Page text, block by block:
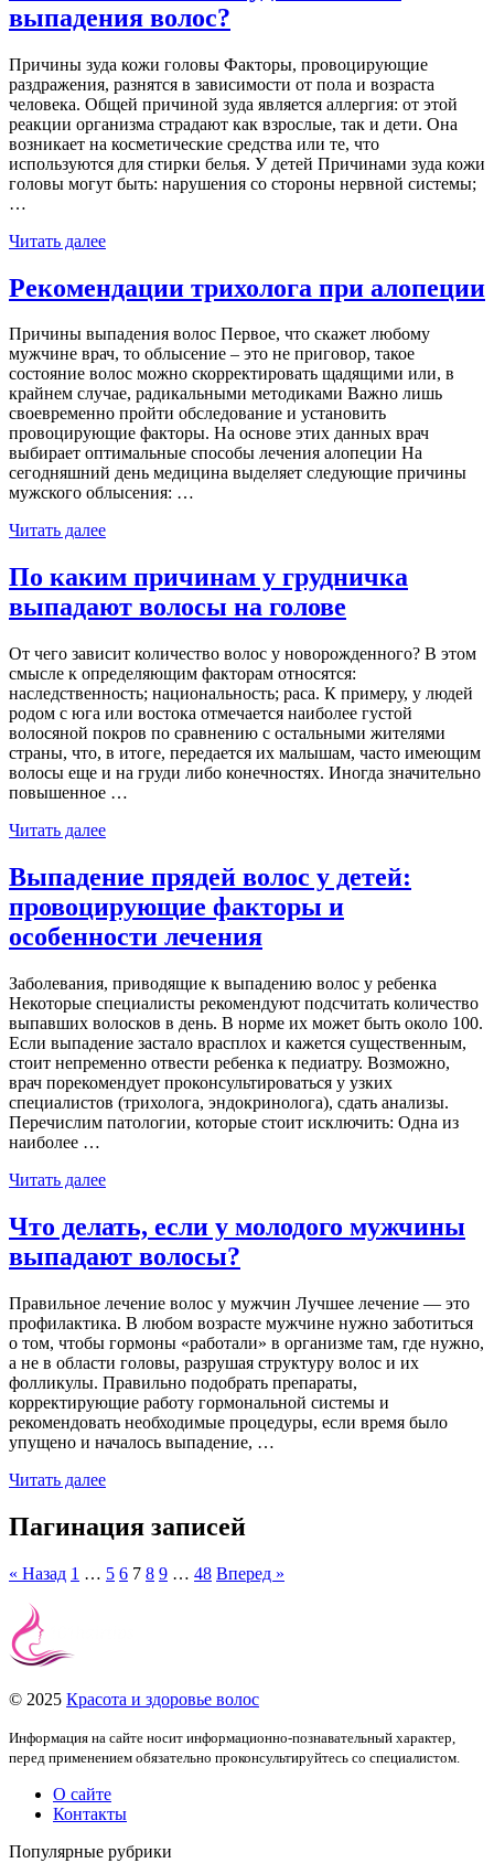
выпадения волос?
Причины зуда кожи головы Факторы, провоцирующие
раздражения, разнятся в зависимости от пола и возраста
человека. Общей причиной зуда является аллергия: от этой
реакции организма страдают как взрослые, так и дети. Она
возникает на косметические средства или те, что
используются для стирки белья. У детей Причинами зуда кожи
головы могут быть: нарушения со стороны нервной системы;
…
Читать далее
Рекомендации трихолога при алопеции
Причины выпадения волос Первое, что скажет любому
мужчине врач, то облысение – это не приговор, такое
состояние волос можно скорректировать щадящими или, в
крайнем случае, радикальными методиками Важно лишь
своевременно пройти обследование и установить
провоцирующие факторы. На основе этих данных врач
выбирает оптимальные способы лечения алопеции На
сегодняшний день медицина выделяет следующие причины
мужского облысения: …
Читать далее
По каким причинам у грудничка
выпадают волосы на голове
От чего зависит количество волос у новорожденного? В этом
смысле к определяющим факторам относятся:
наследственность; национальность; раса. К примеру, у людей
родом с юга или востока отмечается наиболее густой
волосяной покров по сравнению с остальными жителями
страны, что, в итоге, передается их малышам, часто имеющим
волосы еще и на груди либо конечностях. Иногда значительно
повышенное …
Читать далее
Выпадение прядей волос у детей:
провоцирующие факторы и
особенности лечения
Заболевания, приводящие к выпадению волос у ребенка
Некоторые специалисты рекомендуют подсчитать количество
выпавших волосков в день. В норме их может быть около 100.
Если выпадение застало врасплох и кажется существенным,
стоит непременно отвести ребенка к педиатру. Возможно,
врач порекомендует проконсультироваться у узких
специалистов (трихолога, эндокринолога), сдать анализы.
Перечислим патологии, которые стоит исключить: Одна из
наиболее …
Читать далее
Что делать, если у молодого мужчины
выпадают волосы?
Правильное лечение волос у мужчин Лучшее лечение — это
профилактика. В любом возрасте мужчине нужно заботиться
о том, чтобы гормоны «работали» в организме там, где нужно,
а не в области головы, разрушая структуру волос и их
фолликулы. Правильно подобрать препараты,
корректирующие работу гормональной системы и
рекомендовать необходимые процедуры, если время было
упущено и началось выпадение, …
Читать далее
Пагинация записей
« Назад 1 … 5 6 7 8 9 … 48 Вперед »
© 2025 Красота и здоровье волос
Информация на сайте носит информационно-познавательный характер,
перед применением обязательно проконсультируйтесь со специалистом.
О сайте
Контакты
Популярные рубрики